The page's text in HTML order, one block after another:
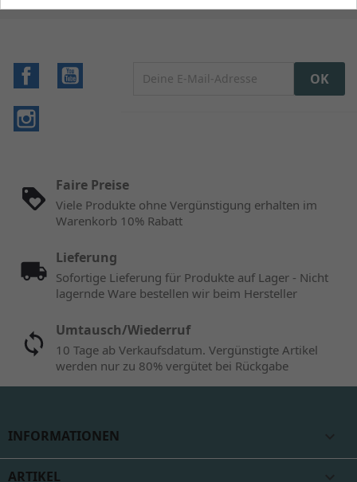
Facebook
Faire Preise
Viele Produkte ohne Vergünstigung erhalten im
Warenkorb 10% Rabatt
Lieferung
Sofortige Lieferung für Produkte auf Lager - Nicht
lagernde Ware bestellen wir beim Hersteller
Umtausch/Wiederruf
10 Tage ab Verkaufsdatum. Vergünstigte Artikel
werden nur zu 80% vergütet bei Rückgabe
INFORMATIONEN
ARTIKEL